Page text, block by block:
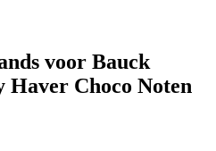
voor Bauck
Choco Noten